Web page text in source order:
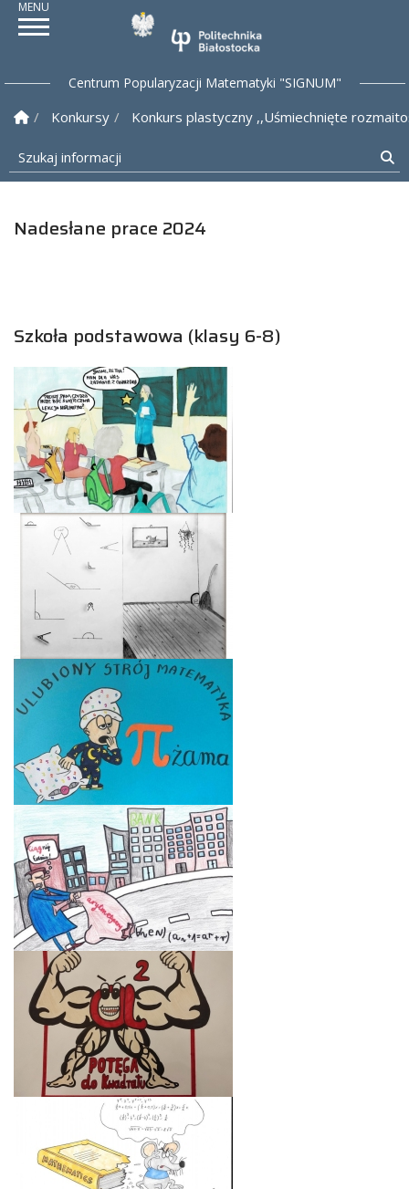
Politechnika
Centrum Popularyzacji Matematyki "SIGNUM"
Strona Główna
Konkursy Konkurs plastyczny ,,Uśmiechnięte
Szukaj informacji
Nadesłane prace 2024
Szkoła podstawowa (klasy 6-8)